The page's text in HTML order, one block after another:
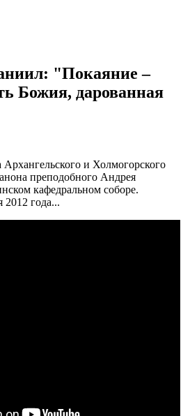
"Покаяние –
Божия, дарованная
и Холмогорского
преподобного Андрея
кафедральном соборе.
2012 года...